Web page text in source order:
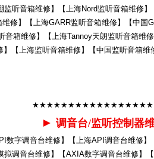
监听音箱维修】【上海Nord监听音箱维修
修】【上海GARR监听音箱维修】【中国
音箱维修】【上海Tannoy天朗监听音箱维
【上海监听音箱维修】【中国监听音箱维
► 调音台/监听控制器
数字调音台维修】【上海API调音台维修
拟调音台维修】【AXIA数字调音台维修】